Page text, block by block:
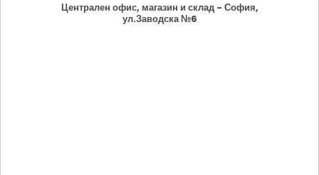
Централен офис, магазин и склад - София,
ул.Заводска №6